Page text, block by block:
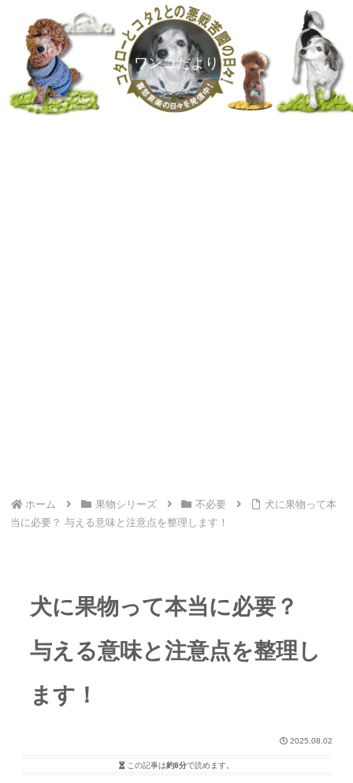
ワンコだより
ホーム 果物シリーズ 不必要
犬に果物って本
当に必要？ 与える意味と注意点を整理します！
犬に果物って本当に必要？
与える意味と注意点を整理し
ます！
2025.08.02
この記事は約8分で読めます。